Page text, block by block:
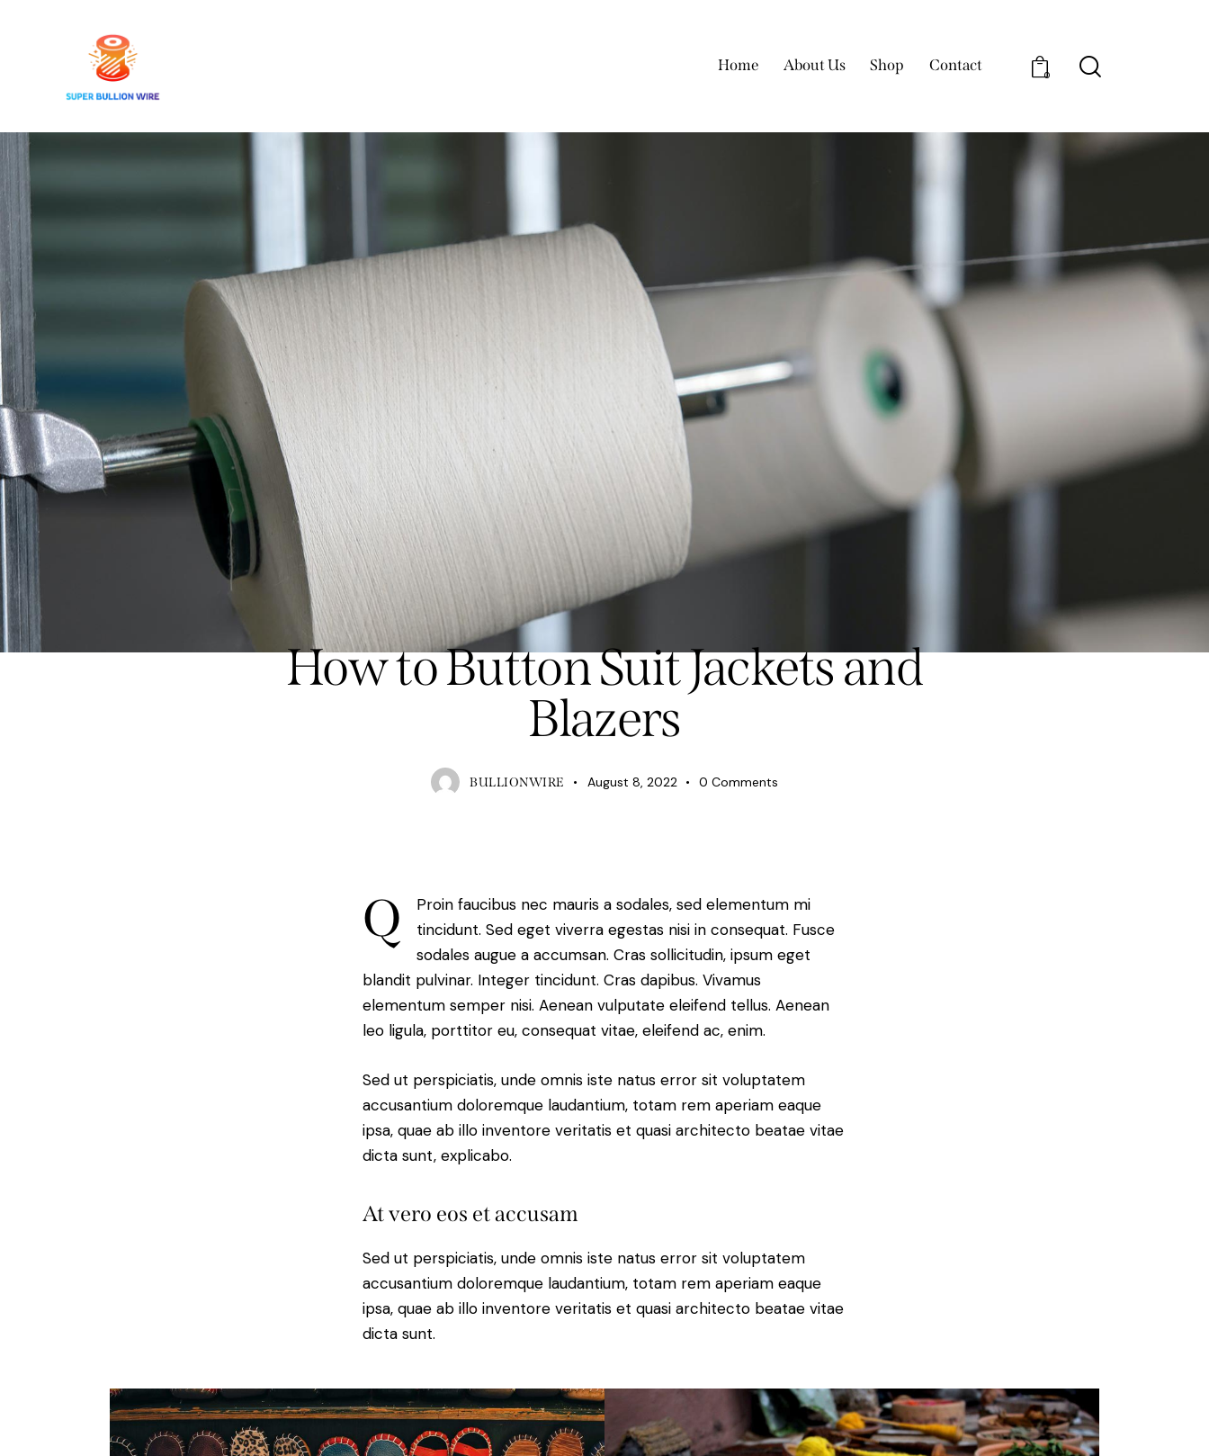
Home About Us Shop Contact
0
TRENDS
How to Button Suit Jackets and
Blazers
BULLIONWIRE August 8, 2022 0 Comments
Q
Proin faucibus nec mauris a sodales, sed elementum mi
tincidunt. Sed eget viverra egestas nisi in consequat. Fusce
sodales augue a accumsan. Cras sollicitudin, ipsum eget
blandit pulvinar. Integer tincidunt. Cras dapibus. Vivamus
elementum semper nisi. Aenean vulputate eleifend tellus. Aenean
leo ligula, porttitor eu, consequat vitae, eleifend ac, enim.
Sed ut perspiciatis, unde omnis iste natus error sit voluptatem
accusantium doloremque laudantium, totam rem aperiam eaque
ipsa, quae ab illo inventore veritatis et quasi architecto beatae vitae
dicta sunt, explicabo.
At vero eos et accusam
Sed ut perspiciatis, unde omnis iste natus error sit voluptatem
accusantium doloremque laudantium, totam rem aperiam eaque
ipsa, quae ab illo inventore veritatis et quasi architecto beatae vitae
dicta sunt.